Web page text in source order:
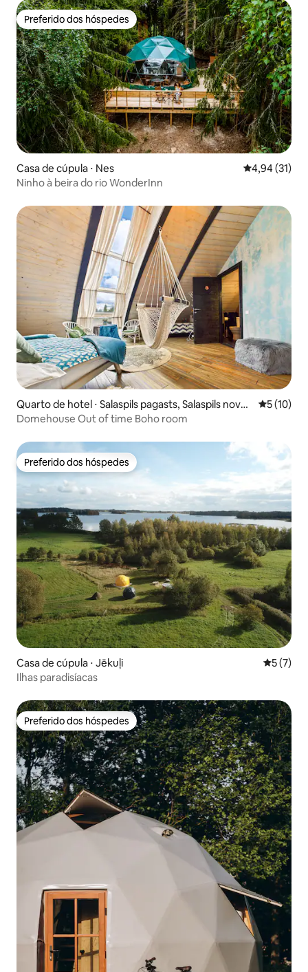
Preferido dos hóspedes
Preferido dos hóspedes
Casa de cúpula ⋅ Nes 4,94 de uma
4,94 (31)
Ninho à beira do rio WonderInn
Quarto de hotel ⋅ Salaspils pagasts, Salaspils novad
s
5 de uma
5 (10)
Domehouse Out of time Boho room
Preferido dos hóspedes
Preferido dos hóspedes
Casa de cúpula ⋅ Jēkuļi 5 de
5 (7)
Ilhas paradisíacas
Preferido dos hóspedes
Preferido dos hóspedes